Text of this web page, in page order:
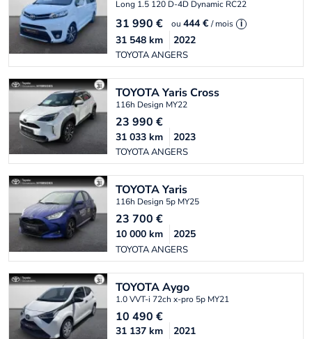
Long 1.5 120 D-4D Dynamic RC22
31 990 € ou 444 € / mois i
TOYOTA ANGERS
31 548 km 2022
TOYOTAYaris Cross
116h Design MY22
23 990 €
TOYOTA ANGERS
31 033 km 2023
TOYOTAYaris
116h Design 5p MY25
23 700 €
TOYOTA ANGERS
10 000 km 2025
TOYOTAAygo
1.0 VVT-i 72ch x-pro 5p MY21
10 490 €
31 137 km 2021